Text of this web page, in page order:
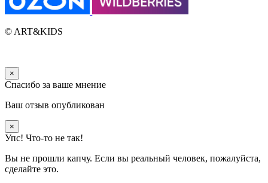
© ART&KIDS
×
Спасибо за ваше мнение
Ваш отзыв опубликован
×
Упс! Что-то не так!
Вы не прошли капчу. Если вы реальный человек, пожалуйста,
сделайте это.